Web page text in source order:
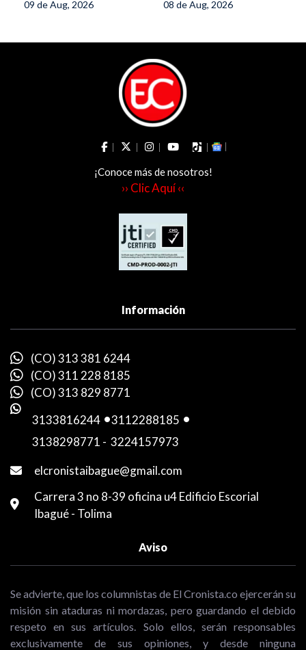
09 de Aug, 2026 08 de Aug, 2026
¡Conoce más de nosotros!
›› Clic Aquí ‹‹
Información
(CO) 313 381 6244
(CO) 311 228 8185
(CO) 313 829 8771
3133816244 -3112288185 -
3138298771 - 3224157973
elcronistaibague@gmail.com
Carrera 3 no 8-39 oficina u4 Edificio Escorial
Ibagué - Tolima
Aviso
Se advierte, que los columnistas de El Cronista.co ejercerán su
misión sin ataduras ni mordazas, pero guardando el debido
respeto en sus artículos. Solo ellos, serán responsables
exclusivamente de sus opiniones, y desde ninguna